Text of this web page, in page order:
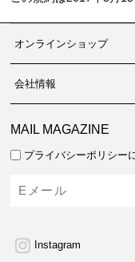
オンラインショップ
会社情報
MAIL MAGAZINE
プライバシーポリシー
Instagram